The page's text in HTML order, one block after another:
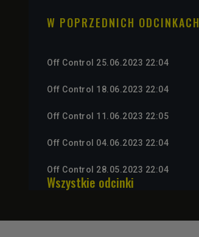
W POPRZEDNICH ODCINKACH
Off Control 25.06.2023 22:04
Off Control 18.06.2023 22:04
Off Control 11.06.2023 22:05
Off Control 04.06.2023 22:04
Off Control 28.05.2023 22:04
Wszystkie odcinki